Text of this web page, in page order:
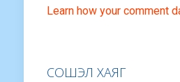
Learn how your comment
СОШЭЛ ХАЯГ